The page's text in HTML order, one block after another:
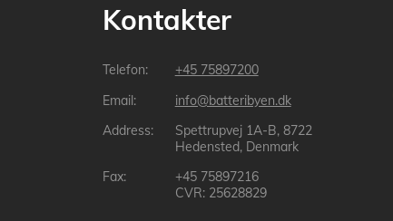
Kontakter
+45 75897200
info@batteribyen.dk
Spettrupvej 1A-B, 8722
Hedensted, Denmark
+45 75897216
CVR: 25628829